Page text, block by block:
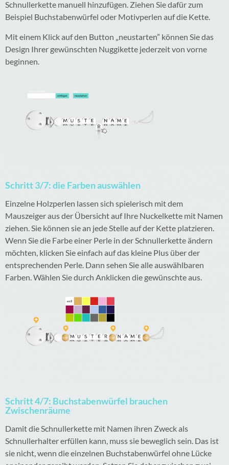
Schnullerkette manuell hinzufügen. Ziehen Sie dafür zum
Beispiel Buchstabenwürfel oder Motivperlen auf die Kette.
Mit einem Klick auf den Button „neustarten” können Sie das
Design Ihrer gewünschten Nuggikette jederzeit von vorne
beginnen.
Schritt 3/7: die Farben auswählen
Einzelne Holzperlen lassen sich spielerisch mit dem
Mauszeiger aus der Übersicht auf Ihre Nuckelkette mit Namen
ziehen. Sie können sie an jede Stelle auf der Kette platzieren.
Wenn Sie die Farbe einer Perle in der Schnullerkette ändern
möchten, klicken Sie einfach auf das kleine Plus über der
entsprechenden Perle. Dann sehen Sie alle auswählbaren
Farben. Wählen Sie durch Anklicken die gewünschte aus.
Schritt 4/7: Buchstabenwürfel brauchen
Zwischenräume
Damit die Schnullerkette mit Namen ihren Zweck als
Schnullerhalter erfüllen kann, muss sie beweglich sein. Das ist
sie nicht, wenn die einzelnen Buchstabenwürfel ohne Lücke